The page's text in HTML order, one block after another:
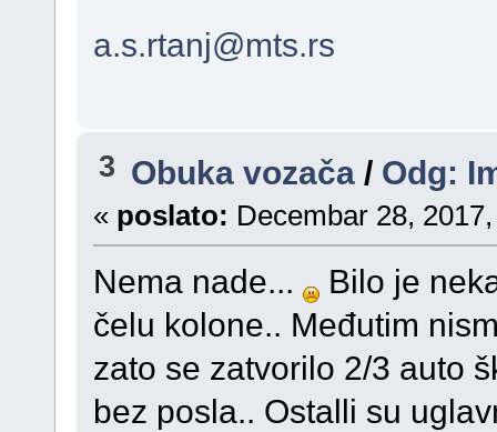
a.s.rtanj@mts.rs
3 Obuka vozača / Odg:
« poslato: Decembar 28,
Nema nade...
Bilo je
čelu kolone.. Međutim
zato se zatvorilo 2/3 auto
bez posla.. Ostalli su